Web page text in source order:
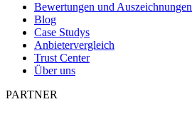
Bewertungen und Auszeichnungen
Blog
Case Studys
Anbietervergleich
Trust Center
Über uns
PARTNER